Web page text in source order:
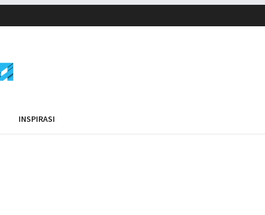
INSPIRASI